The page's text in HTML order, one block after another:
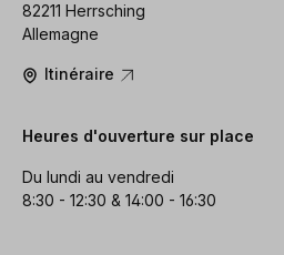
82211 Herrsching
Allemagne
Itinéraire
Heures d'ouverture sur place
Du lundi au vendredi
8:30 - 12:30 & 14:00 - 16:30